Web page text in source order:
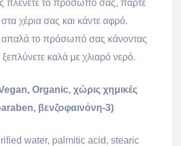
πλένετε το πρόσωπό σας, πάρτε
χέρια σας και κάντε αφρό.
απαλά το πρόσωπό σας κάνοντας
καλά με χλιαρό νερό.
Organic, χώρις χημικές
βενζοφαινόνη-3)
water, palmitic acid, stearic